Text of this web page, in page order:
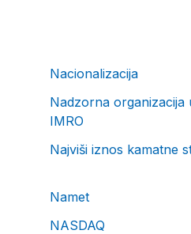
Nacionalizacija
Nadzorna organizacija
IMRO
Najviši iznos kamatne
Namet
NASDAQ